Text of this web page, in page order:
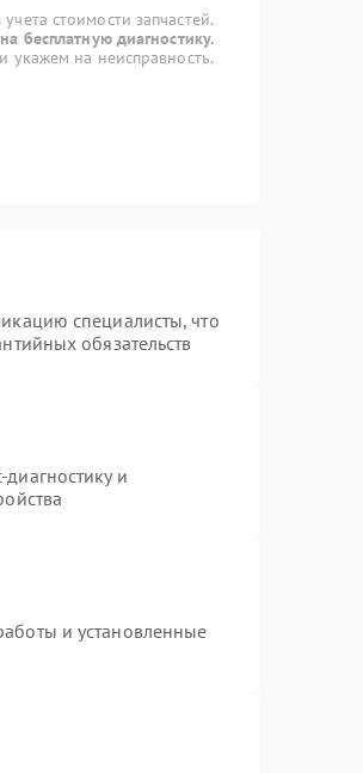
стоимости запчастей.
бесплатную диагностику.
укажем на неисправность.
специалисты, что
обязательств
и
и установленные